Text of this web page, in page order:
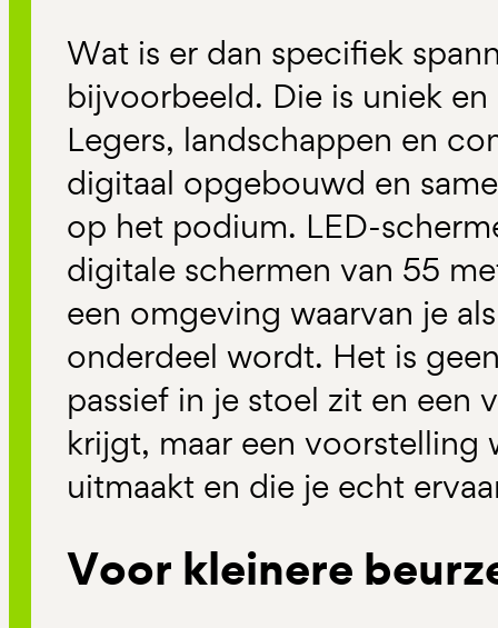
Wat is er dan specifiek
bijvoorbeeld. Die is uniek
Legers, landschappen en
digitaal opgebouwd en
op het podium. LED-
digitale schermen van 55
een omgeving waarvan je
onderdeel wordt. Het is
passief in je stoel zit en een
krijgt, maar een voorstelling
uitmaakt en die je echt
Voor kleinere